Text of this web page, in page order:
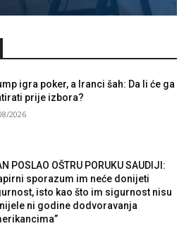
igra poker, a Iranci šah: Da li će ga
prije izbora?
2026
POSLAO OŠTRU PORUKU SAUDIJI:
sporazum im neće donijeti
isto kao što im sigurnost nisu
ni godine dodvoravanja